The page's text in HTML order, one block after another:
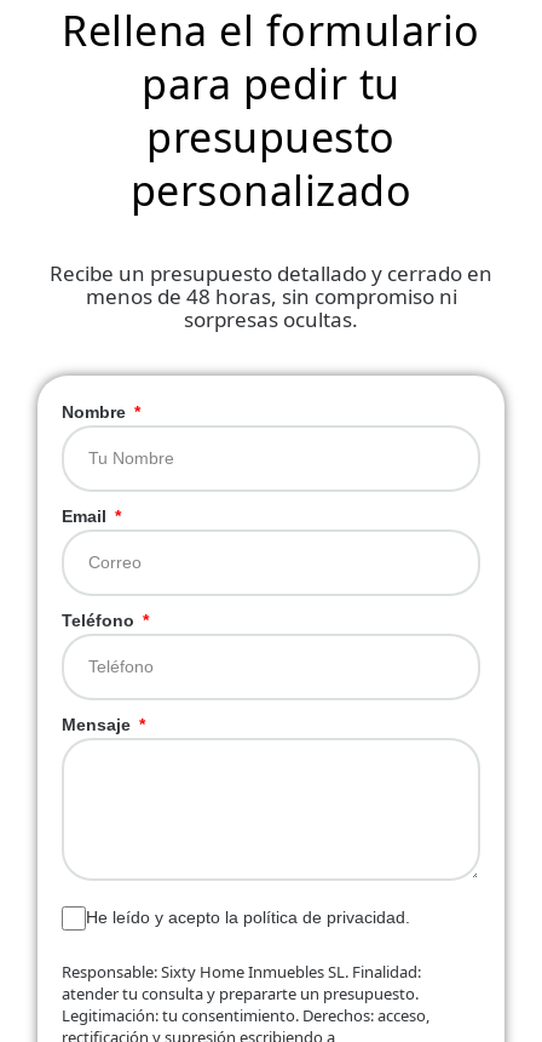
Rellena el formulario
para pedir tu
presupuesto
personalizado
Recibe un presupuesto detallado y cerrado en
menos de 48 horas, sin compromiso ni
sorpresas ocultas.
Nombre
Email
Teléfono
Mensaje
He leído y acepto la política de privacidad.
Responsable: Sixty Home Inmuebles SL. Finalidad:
atender tu consulta y prepararte un presupuesto.
Legitimación: tu consentimiento. Derechos: acceso,
rectificación y supresión escribiendo a